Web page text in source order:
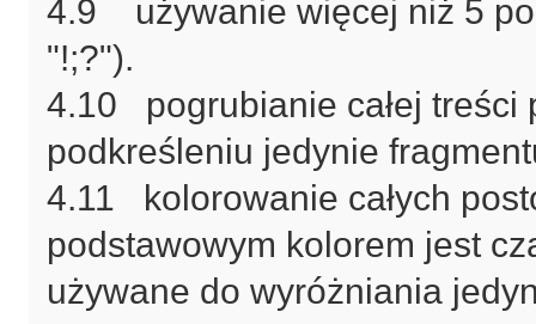
4.9 używanie więcej niż 5
"!;?").
4.10 pogrubianie całej treści
podkreśleniu jedynie
4.11 kolorowanie całych
podstawowym kolorem jest
używane do wyróżniania